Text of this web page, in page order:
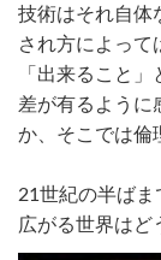
技術はそれ自体
され方によって
「出来ること
差が有るように
か、そこでは倫
21世紀の半ば
広がる世界はど